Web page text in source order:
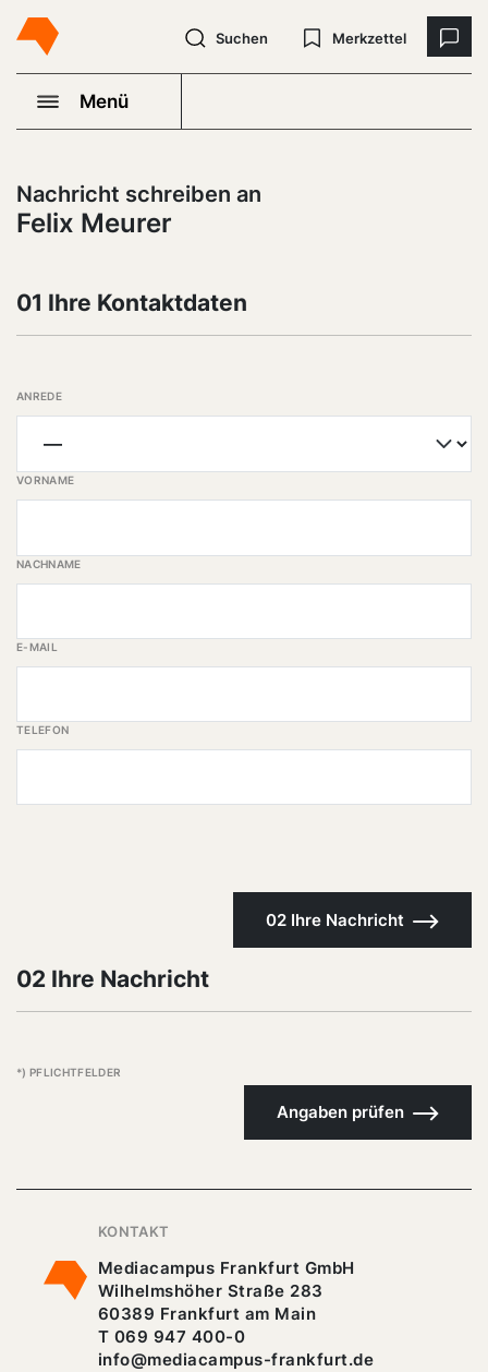
Suchen Merkzettel
Menü
Nachricht schreiben an
Felix Meurer
01 Ihre Kontaktdaten
ANREDE
VORNAME
NACHNAME
E-MAIL
TELEFON
02 Ihre Nachricht
02 Ihre Nachricht
*) PFLICHTFELDER
Angaben prüfen
KONTAKT
Mediacampus Frankfurt GmbH
Wilhelmshöher Straße 283
60389 Frankfurt am Main
T 069 947 400-0
info@mediacampus-frankfurt.de